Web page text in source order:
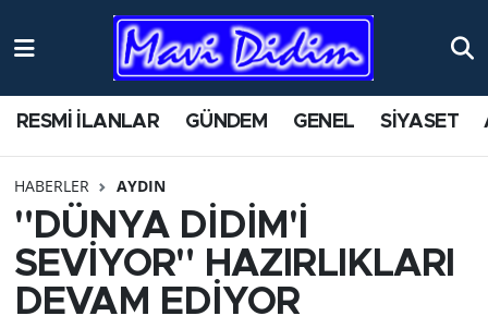
RESMİ İLANLAR GÜNDEM GENEL SİYASET
HABERLER AYDIN
"DÜNYA DİDİM'İ
SEVİYOR" HAZIRLIKLARI
DEVAM EDİYOR
ANTİK YERLER
AYDIN
BİLİM VE TEKNOLOJİ
ÇEVRE
Nöbetçi Eczaneler
Namaz Vakitleri
Trafik Durumu
Süper Lig Puan Durumu ve Fikstür